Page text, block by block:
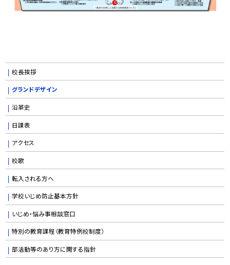
校長挨拶
グランドデザイン
沿革史
日課表
アクセス
校歌
転入される方へ
学校いじめ防止基本方針
いじめ・悩み事相談窓口
特別の教育課程（教育特例校制度）
部活動等のあり方に関する指針